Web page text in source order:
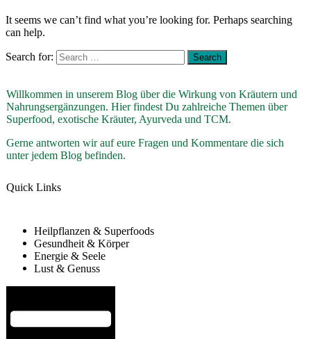
It seems we can’t find what you’re looking for. Perhaps searching
can help.
Search for:
Willkommen in unserem Blog über die Wirkung von Kräutern und
Nahrungsergänzungen. Hier findest Du zahlreiche Themen über
Superfood, exotische Kräuter, Ayurveda und TCM.
Gerne antworten wir auf eure Fragen und Kommentare die sich
unter jedem Blog befinden.
Quick Links
Heilpflanzen & Superfoods
Gesundheit & Körper
Energie & Seele
Lust & Genuss